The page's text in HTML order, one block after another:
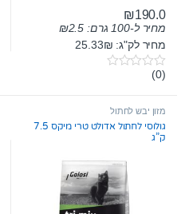
₪190.0
מחיר ל-100 גרם: ₪2.5
מחיר לק"ג: 25.33₪
0
t
o
f
5
(0)
מזון יבש לחתול
גולוסי לחתול אדולט טרי מיקס 7.5
ק”ג